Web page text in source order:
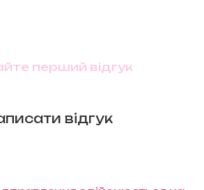
перший відгук
відгук